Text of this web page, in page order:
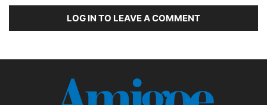
LOG IN TO LEAVE A COMMENT